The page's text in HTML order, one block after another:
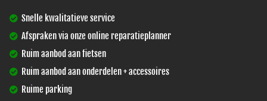
Snelle kwalitatieve service
Afspraken via onze online reparatieplanner
Ruim aanbod aan fietsen
Ruim aanbod aan onderdelen + accessoires
Ruime parking